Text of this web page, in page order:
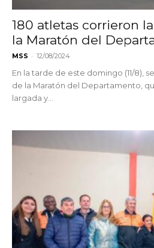
180 atletas corrieron
la Maratón del
MSS - 12/08/2024
En la tarde de este domingo (11/8),
de la Maratón del Departamento,
largada y...